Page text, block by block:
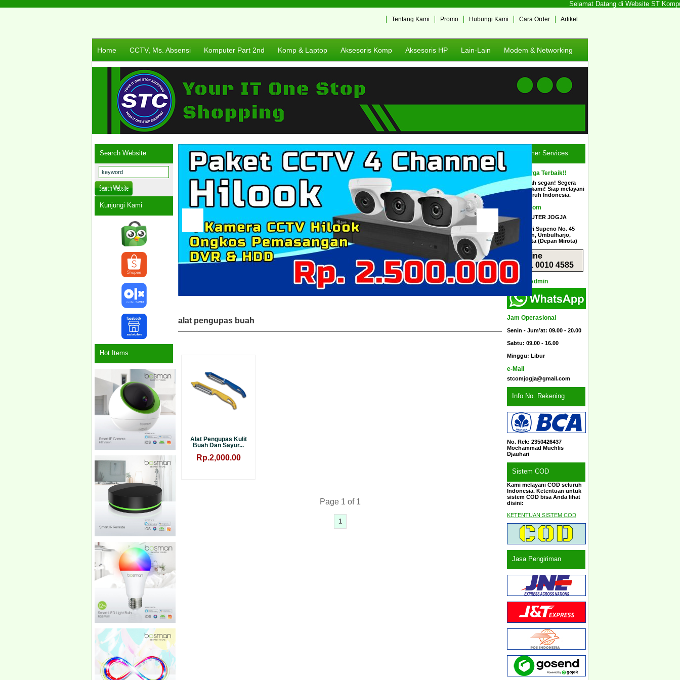
Selamat Datang di Website ST
Artikel
Cara Order
Hubungi Kami
Promo
Tentang Kami
Home CCTV, Ms. Absensi Komputer Part 2nd Komp & Laptop Aksesoris Komp Aksesoris HP Lain-Lain Modem & Networking
Search Website
Kunjungi Kami
Hot Items
alat pengupas buah
Alat Pengupas Kulit
Buah Dan Sayur...
Rp.2,000.00
Page 1 of 1
1
Customer Services
Ingin Harga Terbaik!!
Tidak usah segan! Segera
hubungi kami! Siap melayani
COD seluruh Indonesia.
Show Room
STCOMPUTER JOGJA
Jl. Menteri Supeno No. 45
Sorosutan, Umbulharjo,
Yogyakarta (Depan Mirota)
Hotline
0851 0010 4585
Kontak Admin
Jam Operasional
Senin - Jum’at: 09.00 - 20.00
Sabtu: 09.00 - 16.00
Minggu: Libur
e-Mail
stcomjogja@gmail.com
Info No. Rekening
No. Rek: 2350426437
Mochammad Muchlis
Djauhari
Sistem COD
Kami melayani COD seluruh
Indonesia. Ketentuan untuk
sistem COD bisa Anda lihat
disini:
KETENTUAN SISTEM COD
Jasa Pengiriman